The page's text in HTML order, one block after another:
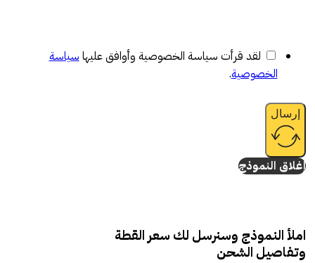
لقد قرأت سياسة الخصوصية وأوافق عليها سياسة
الخصوصية.
إرسال
إغلاق النموذج
املأ النموذج وسنرسل لك سعر القطة
وتفاصيل الشحن